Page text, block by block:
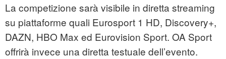
La competizione sarà visibile in diretta streaming
su piattaforme quali Eurosport 1 HD, Discovery+,
DAZN, HBO Max ed Eurovision Sport. OA Sport
offrirà invece una diretta testuale dell’evento.